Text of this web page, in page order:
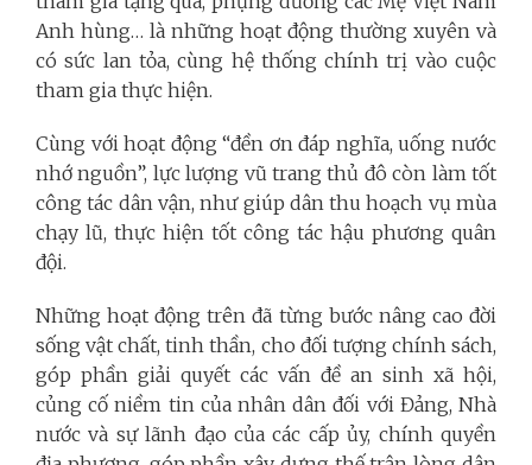
Anh hùng… là những hoạt động thường xuyên và
có sức lan tỏa, cùng hệ thống chính trị vào cuộc
tham gia thực hiện.
Cùng với hoạt động “đền ơn đáp nghĩa, uống nước
nhớ nguồn”, lực lượng vũ trang thủ đô còn làm tốt
công tác dân vận, như giúp dân thu hoạch vụ mùa
chạy lũ, thực hiện tốt công tác hậu phương quân
đội.
Những hoạt động trên đã từng bước nâng cao đời
sống vật chất, tinh thần, cho đối tượng chính sách,
góp phần giải quyết các vấn đề an sinh xã hội,
củng cố niềm tin của nhân dân đối với Đảng, Nhà
nước và sự lãnh đạo của các cấp ủy, chính quyền